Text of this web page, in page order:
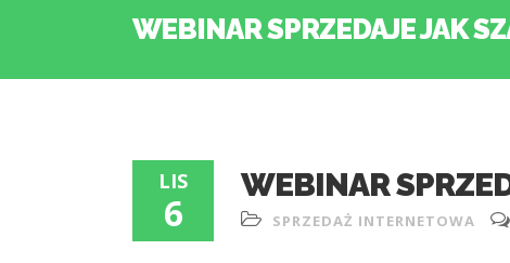
WEBINAR SPRZEDAJE JAK
LIS
6
WEBINAR
SPRZEDAŻ INTERNETOWA